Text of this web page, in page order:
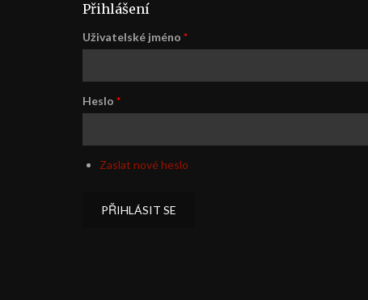
Přihlášení
Uživatelské jméno *
Heslo *
Zaslat nové heslo